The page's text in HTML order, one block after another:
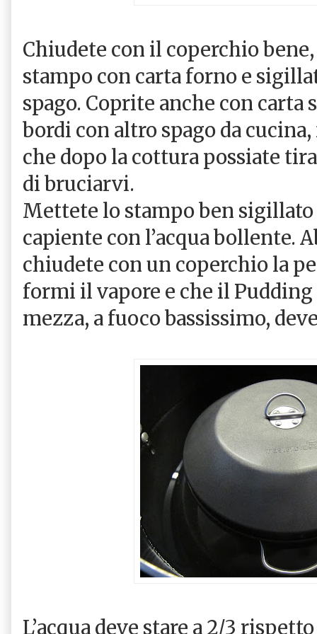
Chiudete con il coperchio
stampo con carta forno e
spago. Coprite anche con carta
bordi con altro spago da
che dopo la cottura possiate
di bruciarvi.
Mettete lo stampo ben
capiente con l’acqua bollente.
chiudete con un coperchio la
formi il vapore e che il Pudding
mezza, a fuoco bassissimo,
L’acqua deve stare a 2/3